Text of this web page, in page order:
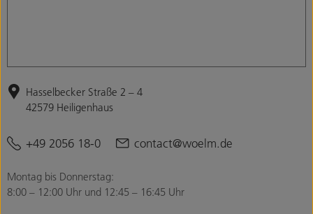
Hasselbecker Straße 2 – 4
42579 Heiligenhaus
+49 2056 18-0 contact@woelm.de
Montag bis Donnerstag:
8:00 – 12:00 Uhr und 12:45 – 16:45 Uhr